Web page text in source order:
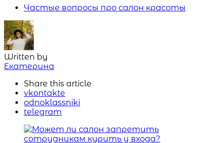
Частые вопросы про салон красоты
Written by
Екатерина
Share this article
vkontakte
odnoklassniki
telegram
Навигация